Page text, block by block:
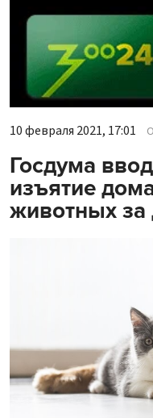
10 февраля 2021, 17:01
Госдума
изъятие
животных за